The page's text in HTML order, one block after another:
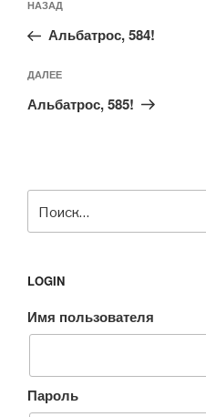
по
записям
Предыдущая
запись:
НАЗАД
Альбатрос, 584!
Следующая
запись
ДАЛЕЕ
Альбатрос, 585!
LOGIN
Имя пользователя
Пароль